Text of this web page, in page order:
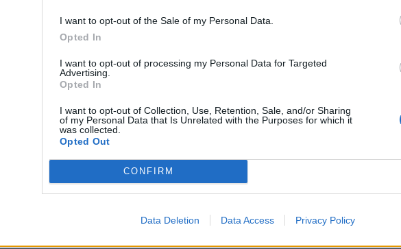
I want to opt-out of the Sale of my Personal Data.
Opted In
I want to opt-out of processing my Personal Data for Targeted
Advertising.
Opted In
I want to opt-out of Collection, Use, Retention, Sale, and/or Sharing
of my Personal Data that Is Unrelated with the Purposes for which it
was collected.
Opted Out
CONFIRM
Data Deletion Data Access Privacy Policy